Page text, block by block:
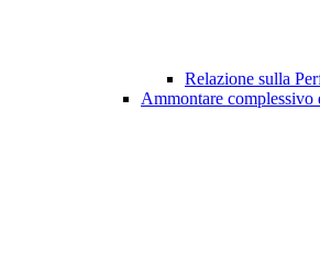
Relazione sulla
Ammontare complessivo